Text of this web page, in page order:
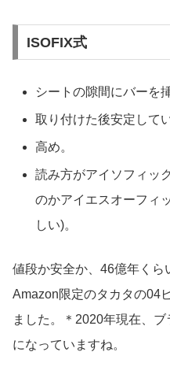
ISOFIX式
シートの隙間にバーを
取り付けた後安定して
高め。
読み方がアイソフィッ
のかアイエスオーフィ
しい)。
値段か安全か、46億年くら
Amazon限定のタカタの04
ました。＊2020年現在、
になっていますね。